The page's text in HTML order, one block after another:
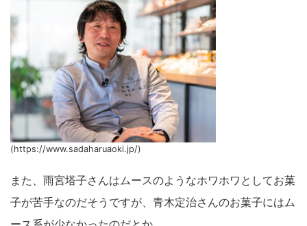
(https://www.sadaharuaoki.jp/)
また、雨宮塔子さんはムースのようなホワホワとしてお菓
子が苦手なのだそうですが、青木定治さんのお菓子にはム